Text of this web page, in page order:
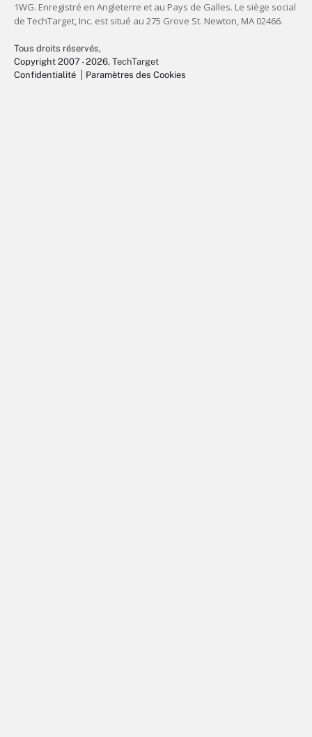
Tous droits réservés,
Copyright 2007 - 2026, TechTarget
Confidentialité
Paramètres des Cookies